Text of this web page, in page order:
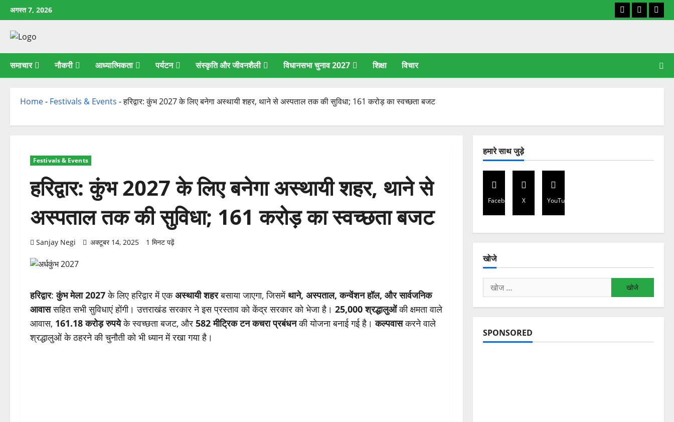
छोड़कर
सामग्री
अगस्त 7, 2026 Facebook
X
समाचार नौकरी आध्यात्मिकता पर्यटन संस्कृति और जीवनशैली विधानसभा चुनाव 2027 शिक्षा विचार
Home- Festivals & Events -हरिद्वार: कुंभ 2027 के लिए बनेगा अस्थायी शहर, थाने से अस्पताल तक की सुविधा; 161 करोड़ का स्वच्छता बजट
Festivals & Events
हरिद्वार: कुंभ 2027 के लिए बनेगा अस्थायी शहर, थाने से
अस्पताल तक की सुविधा; 161 करोड़ का स्वच्छता बजट
Sanjay Negi अक्टूबर 14, 2025 1 मिनट पढ़ें
हरिद्वार:कुंभ मेला 2027के लिए हरिद्वार में एकअस्थायी शहरबसाया जाएगा, जिसमेंथाने, अस्पताल, कन्वेंशन हॉल, और सार्वजनिक
आवाससहित सभी सुविधाएं होंगी। उत्तराखंड सरकार ने इस प्रस्ताव को केंद्र सरकार को भेजा है। 25,000 श्रद्धालुओंकी क्षमता वाले
आवास, 161.18 करोड़ रुपयेके स्वच्छता बजट, और 582 मीट्रिक टन कचरा प्रबंधनकी योजना बनाई गई है।कल्पवासकरने वाले
श्रद्धालुओं के ठहरने की चुनौती को भी ध्यान में रखा गया है।
हमारे साथ जुड़े
Facebook X YouTube
खोजे
निम्न
को
खोजें:
SPONSORED